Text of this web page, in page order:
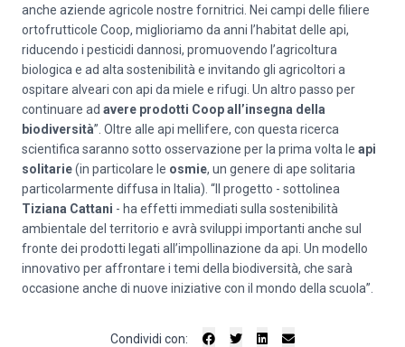
anche aziende agricole nostre fornitrici. Nei campi delle filiere
ortofrutticole Coop, miglioriamo da anni l’habitat delle api,
riducendo i pesticidi dannosi, promuovendo l’agricoltura
biologica e ad alta sostenibilità e invitando gli agricoltori a
ospitare alveari con api da miele e rifugi. Un altro passo per
continuare ad avere prodotti Coop all’insegna della
biodiversità”. Oltre alle api mellifere, con questa ricerca
scientifica saranno sotto osservazione per la prima volta le api
solitarie(in particolare le osmie, un genere di ape solitaria
particolarmente diffusa in Italia). “Il progetto - sottolinea
Tiziana Cattani - ha effetti immediati sulla sostenibilità
ambientale del territorio e avrà sviluppi importanti anche sul
fronte dei prodotti legati all’impollinazione da api. Un modello
innovativo per affrontare i temi della biodiversità, che sarà
occasione anche di nuove iniziative con il mondo della scuola”.
Condividi con: